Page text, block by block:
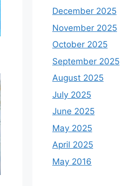
December 2025
November 2025
October 2025
September 2025
August 2025
July 2025
June 2025
May 2025
April 2025
May 2016